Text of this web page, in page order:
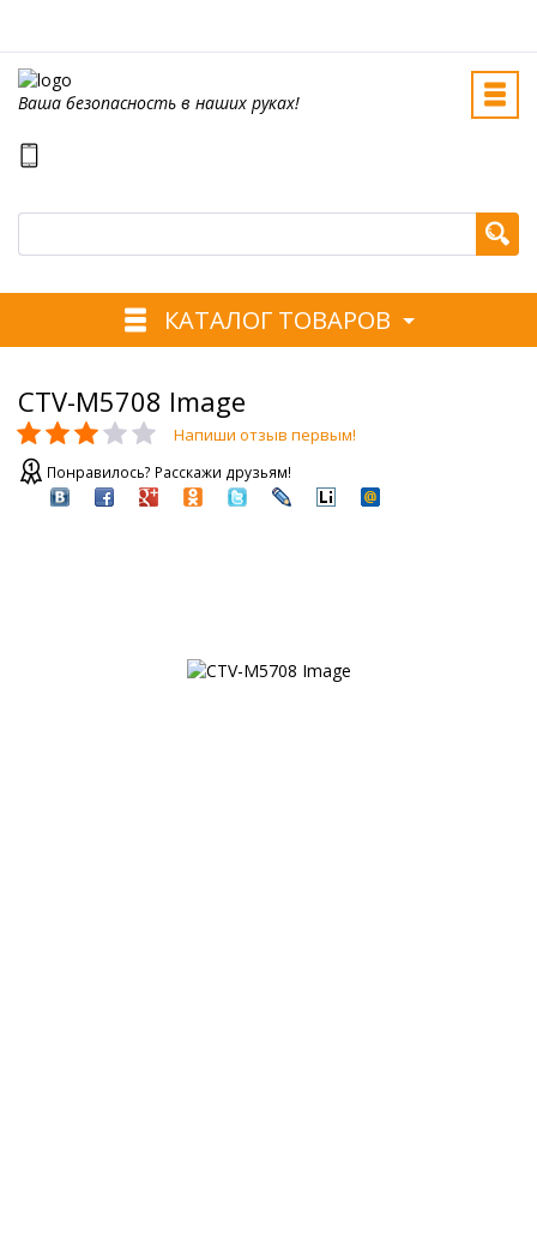
Ваша безопасность в наших руках!
КАТАЛОГ ТОВАРОВ
CTV-M5708 Image
Напиши отзыв первым!
Понравилось? Расскажи друзьям!